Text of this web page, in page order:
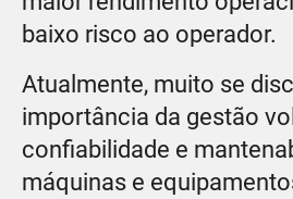
baixo risco ao operador.
Atualmente, muito se
importância da gestão
confiabilidade e
máquinas e